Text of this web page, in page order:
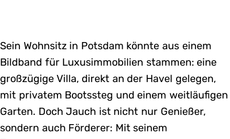
Sein Wohnsitz in Potsdam könnte aus einem
Bildband für Luxusimmobilien stammen: eine
großzügige Villa, direkt an der Havel gelegen,
mit privatem Bootssteg und einem weitläufigen
Garten. Doch Jauch ist nicht nur Genießer,
sondern auch Förderer: Mit seinem